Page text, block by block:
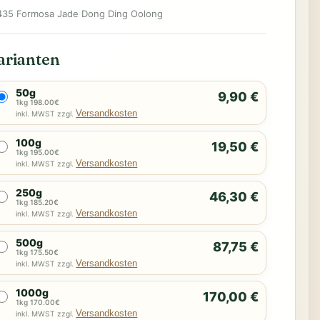
Formosa Jade Dong Ding Oolong
50g
1kg 198.00€ 9,90 €
inkl. MWST zzgl. Versandkosten
100g
1kg 195.00€ 19,50 €
inkl. MWST zzgl. Versandkosten
250g
1kg 185.20€ 46,30 €
inkl. MWST zzgl. Versandkosten
500g
1kg 175.50€ 87,75 €
inkl. MWST zzgl. Versandkosten
1000g
1kg 170.00€ 170,00 €
inkl. MWST zzgl. Versandkosten